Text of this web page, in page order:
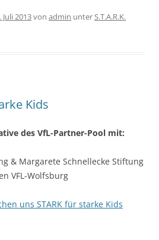
Juli 2013von admin unterS.T.A.R.K.
Kids
des VfL-Partner-Pool mit:
& Margarete Schnellecke Stiftung
VFL-Wolfsburg
uns STARK für starke Kids